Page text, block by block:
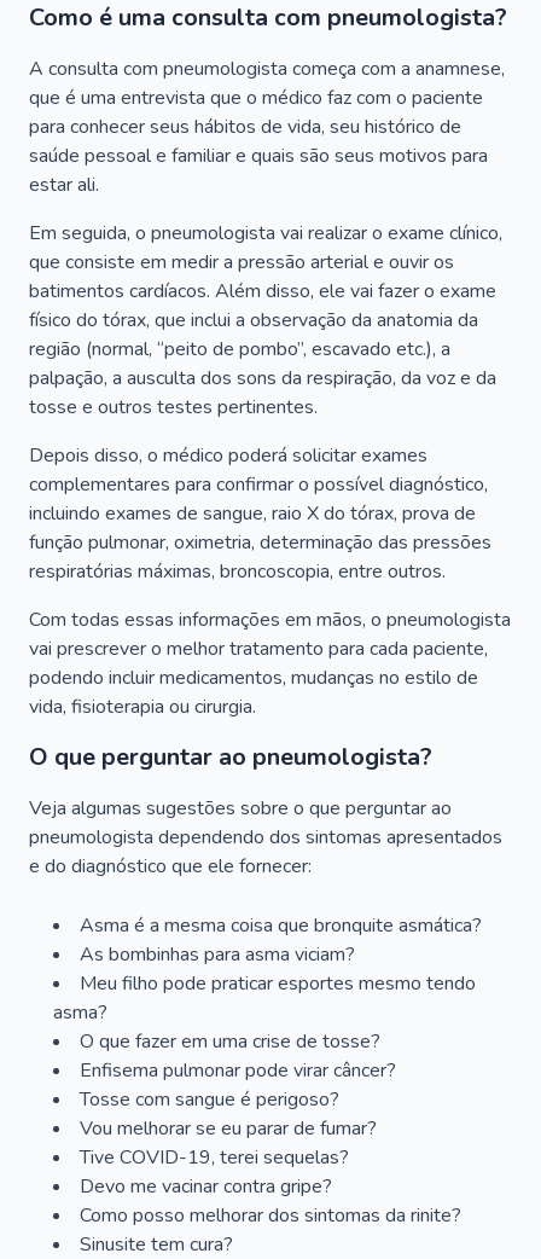
Como é uma consulta com pneumologista?
A consulta com pneumologista começa com a anamnese,
que é uma entrevista que o médico faz com o paciente
para conhecer seus hábitos de vida, seu histórico de
saúde pessoal e familiar e quais são seus motivos para
estar ali.
Em seguida, o pneumologista vai realizar o exame clínico,
que consiste em medir a pressão arterial e ouvir os
batimentos cardíacos. Além disso, ele vai fazer o exame
físico do tórax, que inclui a observação da anatomia da
região (normal, “peito de pombo”, escavado etc.), a
palpação, a ausculta dos sons da respiração, da voz e da
tosse e outros testes pertinentes.
Depois disso, o médico poderá solicitar exames
complementares para confirmar o possível diagnóstico,
incluindo exames de sangue, raio X do tórax, prova de
função pulmonar, oximetria, determinação das pressões
respiratórias máximas, broncoscopia, entre outros.
Com todas essas informações em mãos, o pneumologista
vai prescrever o melhor tratamento para cada paciente,
podendo incluir medicamentos, mudanças no estilo de
vida, fisioterapia ou cirurgia.
O que perguntar ao pneumologista?
Veja algumas sugestões sobre o que perguntar ao
pneumologista dependendo dos sintomas apresentados
e do diagnóstico que ele fornecer:
Asma é a mesma coisa que bronquite asmática?
As bombinhas para asma viciam?
Meu filho pode praticar esportes mesmo tendo
asma?
O que fazer em uma crise de tosse?
Enfisema pulmonar pode virar câncer?
Tosse com sangue é perigoso?
Vou melhorar se eu parar de fumar?
Tive COVID-19, terei sequelas?
Devo me vacinar contra gripe?
Como posso melhorar dos sintomas da rinite?
Sinusite tem cura?